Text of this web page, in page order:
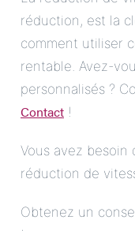
réduction, est la
comment utiliser
rentable. Avez-
personnalisés ?
Contact !
Vous avez
réduction de
Obtenez un